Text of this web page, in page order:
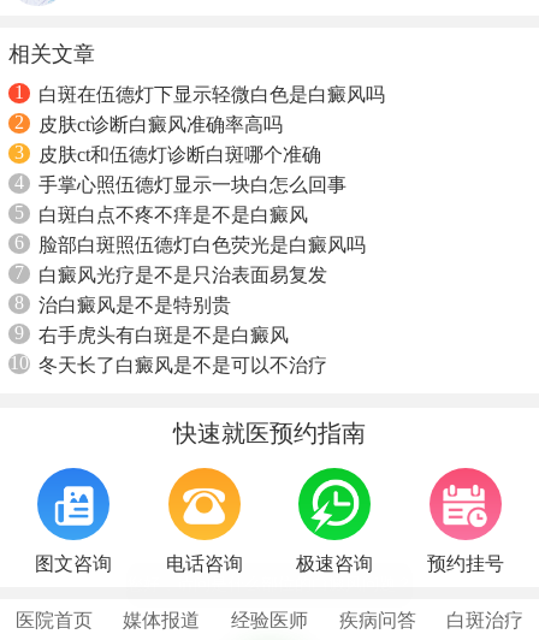
相关文章
1
白斑在伍德灯下显示轻微白色是白癜风吗
2
皮肤ct诊断白癜风准确率高吗
3
皮肤ct和伍德灯诊断白斑哪个准确
4
手掌心照伍德灯显示一块白怎么回事
5
白斑白点不疼不痒是不是白癜风
6
脸部白斑照伍德灯白色荧光是白癜风吗
7
白癜风光疗是不是只治表面易复发
8
治白癜风是不是特别贵
9
右手虎头有白斑是不是白癜风
10 冬天长了白癜风是不是可以不治疗
快速就医预约指南
图文咨询 电话咨询 极速咨询 预约挂号
医院首页 媒体报道 经验医师 疾病问答 白斑治疗